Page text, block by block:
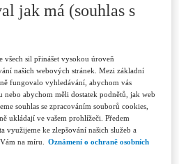
Terms and Conditions
jak má (souhlas s
všech sil přinášet vysokou úroveň
našich webových stránek. Mezi základní
fungovalo vyhledávání, abychom vás
abychom měli dostatek podnětů, jak web
souhlas se zpracováním souborů cookies,
ukládají ve vašem prohlížeči. Předem
využijeme ke zlepšování našich služeb a
na míru.
Oznámení o ochraně osobních